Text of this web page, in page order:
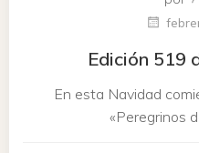
Edición 519
En esta Navidad
«Peregrinos